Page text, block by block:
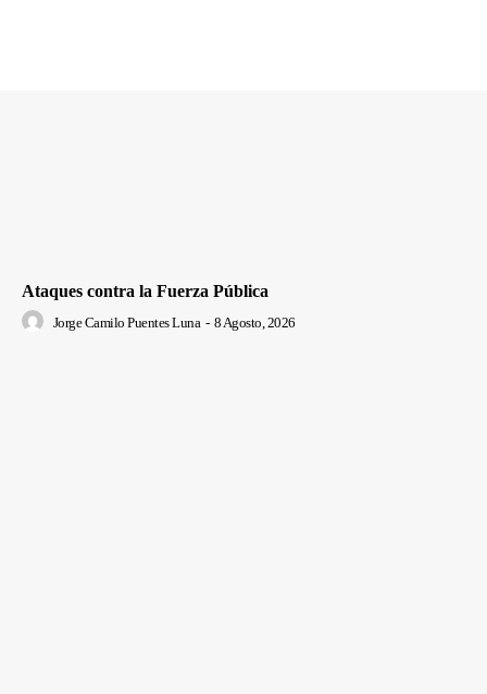
Ataques contra la Fuerza Pública
Jorge Camilo Puentes Luna - 8 Agosto, 2026